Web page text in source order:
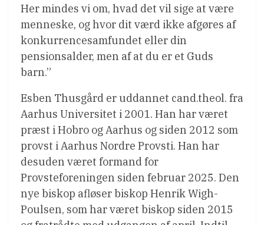
Her mindes vi om, hvad det vil sige at være
menneske, og hvor dit værd ikke afgøres af
konkurrencesamfundet eller din
pensionsalder, men af at du er et Guds
barn.”
Esben Thusgård er uddannet cand.theol. fra
Aarhus Universitet i 2001. Han har været
præst i Hobro og Aarhus og siden 2012 som
provst i Aarhus Nordre Provsti. Han har
desuden været formand for
Provsteforeningen siden februar 2025. Den
nye biskop afløser biskop Henrik Wigh-
Poulsen, som har været biskop siden 2015